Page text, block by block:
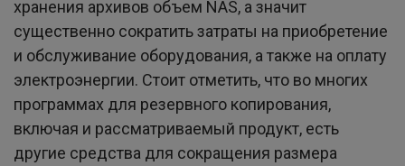
хранения архивов объем NAS, а значит
существенно сократить затраты на приобретение
и обслуживание оборудования, а также на оплату
электроэнергии. Стоит отметить, что во многих
программах для резервного копирования,
включая и рассматриваемый продукт, есть
другие средства для сокращения размера